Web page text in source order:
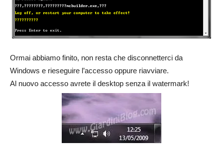
Ormai abbiamo finito, non resta che disconnetterci da
Windows e rieseguire l’accesso oppure riavviare.
Al nuovo accesso avrete il desktop senza il watermark!